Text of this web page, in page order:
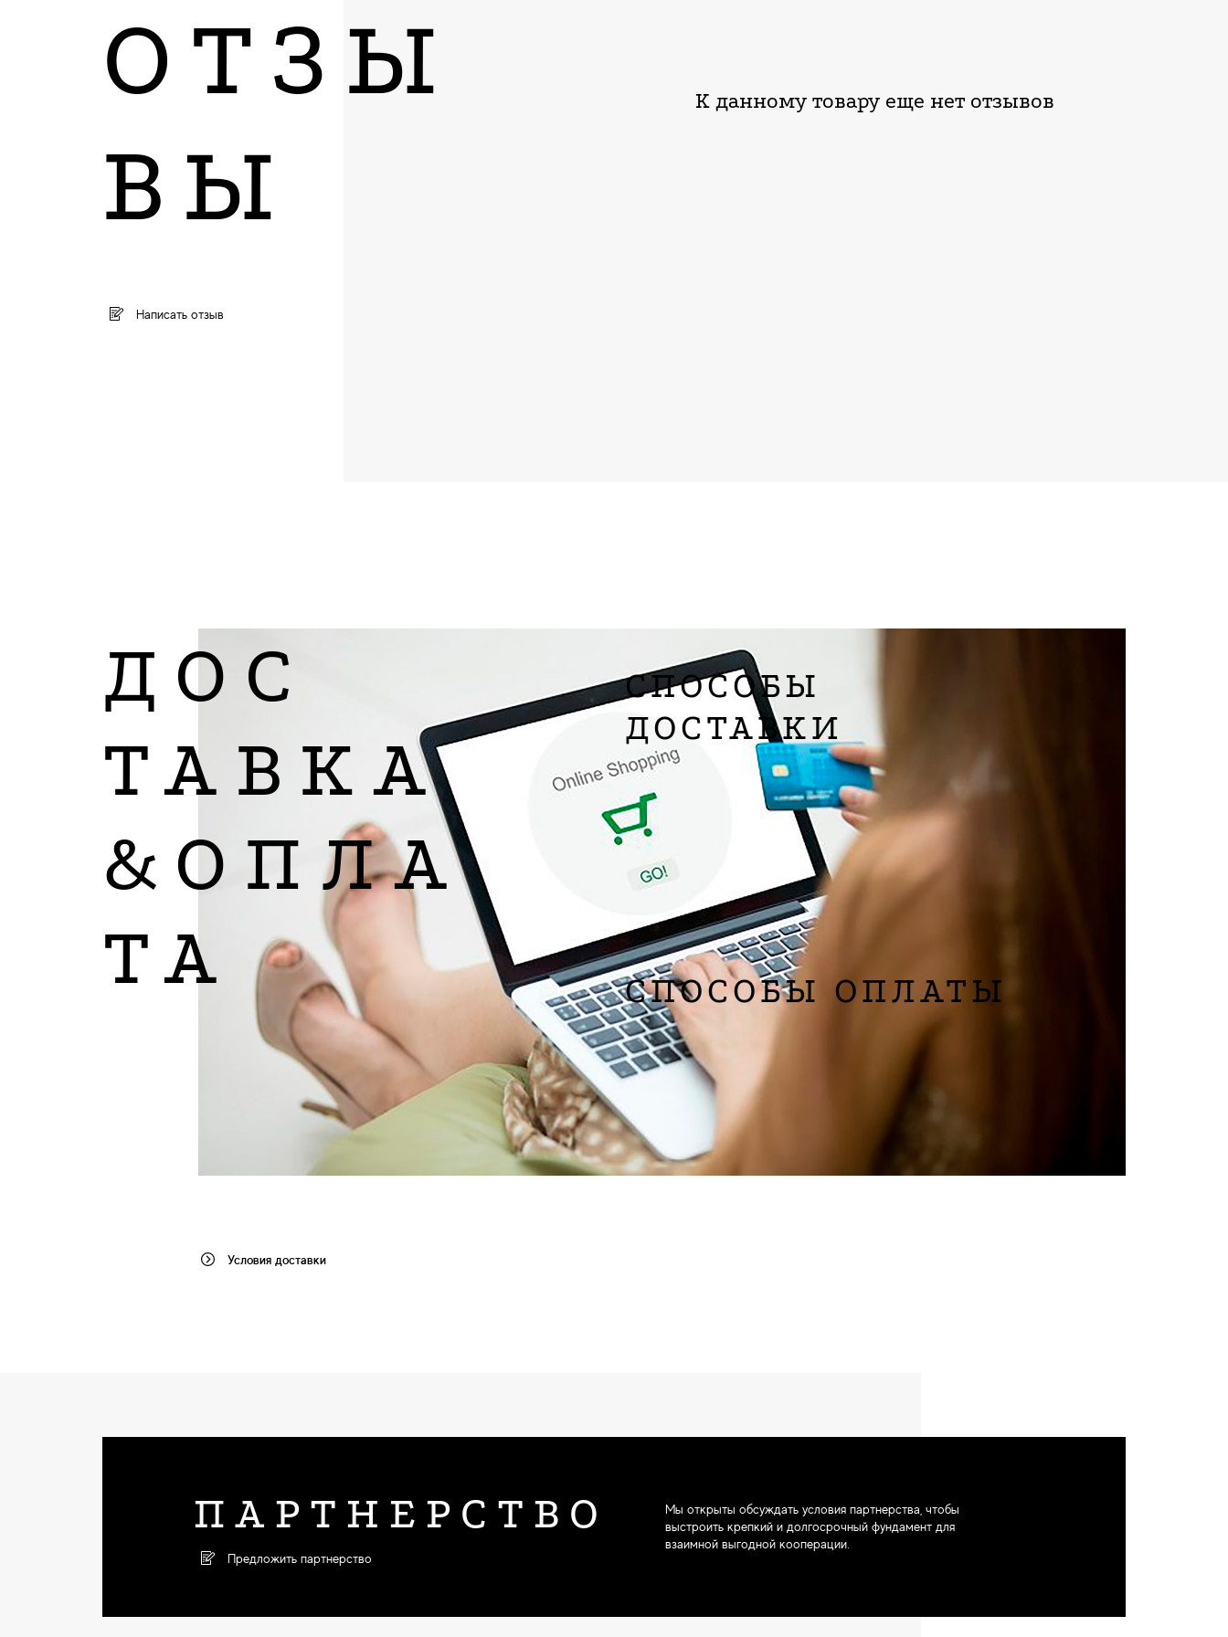
ОТЗЫ
ВЫ
Написать отзыв
К данному товару еще нет отзывов
ДОС
ТАВКА
&ОПЛА
ТА
СПОСОБЫ
ДОСТАВКИ
Службой доставки
Компания «Нова пошта» осуществляет доставку в течении 3-х
рабочих дней.
Showroom Mira Max
Забрать заказ в Showroom Mira Max на Осипова 50/52
СПОСОБЫ ОПЛАТЫ
На расчетный счет
Наложенным платежом
Перевод на карту Приватбанк
Условия доставки
ПАРТНЕРСТВО
Предложить партнерство
Мы открыты обсуждать условия партнерства, чтобы
выстроить крепкий и долгосрочный фундамент для
взаимной выгодной кооперации.